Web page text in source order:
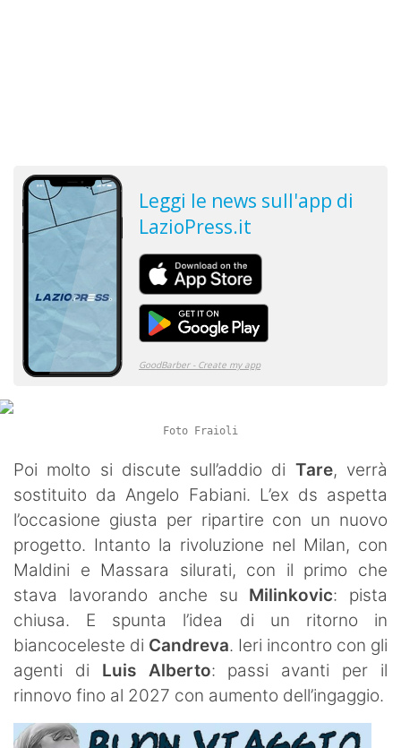
Foto Fraioli
Poi molto si discute sull’addio di Tare, verrà
sostituito da Angelo Fabiani. L’ex ds aspetta
l’occasione giusta per ripartire con un nuovo
progetto. Intanto la rivoluzione nel Milan, con
Maldini e Massara silurati, con il primo che
stava lavorando anche su Milinkovic: pista
chiusa. E spunta l’idea di un ritorno in
biancoceleste di Candreva. Ieri incontro con gli
agenti di Luis Alberto: passi avanti per il
rinnovo fino al 2027 con aumento dell’ingaggio.